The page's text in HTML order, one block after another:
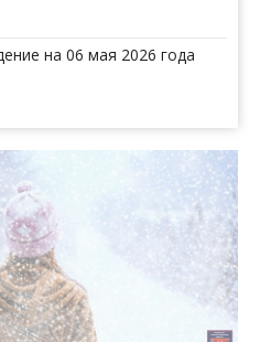
на 06 мая 2026 года